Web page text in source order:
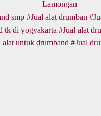
smp Jual alat drumban
tk di yogyakarta Jual alat
alat untuk drumband Jual